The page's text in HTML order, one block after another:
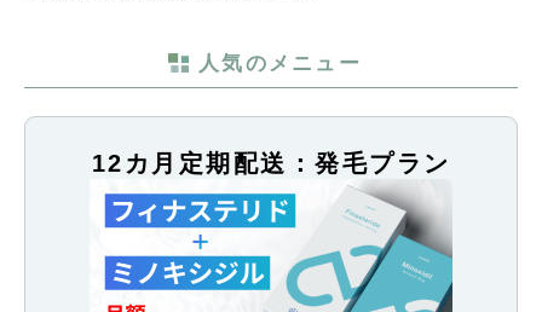
人気のメニュー
12カ月定期配送：発毛プラン